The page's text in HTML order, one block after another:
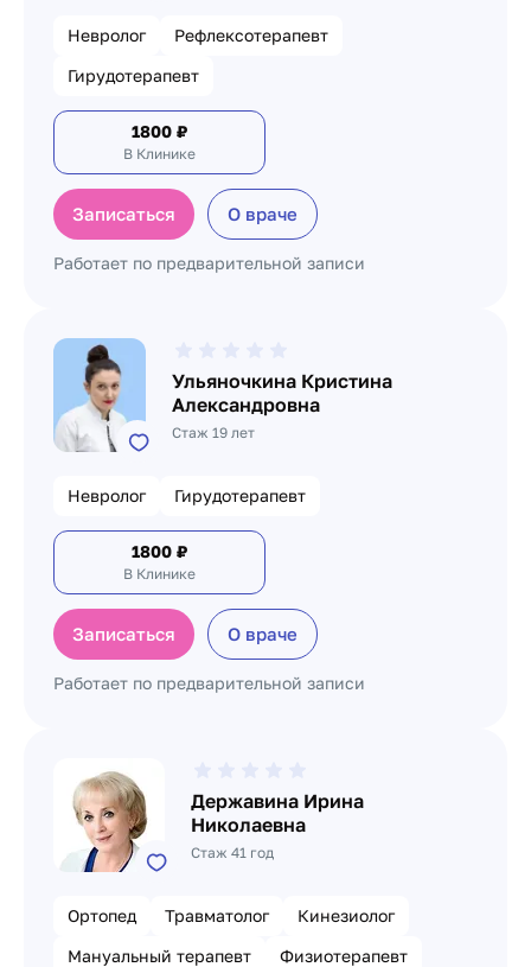
Невролог
Рефлексотерапевт
Гирудотерапевт
1800 ₽
В Клинике
Записаться О враче
Работает по предварительной записи
Ульяночкина Кристина
Александровна
Стаж 19 лет
Невролог Гирудотерапевт
1800 ₽
В Клинике
Записаться О враче
Работает по предварительной записи
Державина Ирина
Николаевна
Стаж 41 год
Ортопед Травматолог
Кинезиолог
Мануальный терапевт
Физиотерапевт